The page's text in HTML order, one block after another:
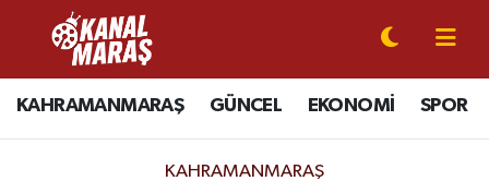
KAHRAMANMARAŞ GÜNCEL EKONOMİ SPOR
KAHRAMANMARAŞ
CANLI YAYIN
KAHRAMANMARAŞ
Kahramanmaraş Nöbetçi Eczaneler
Kahramanmaraş Hava Durumu